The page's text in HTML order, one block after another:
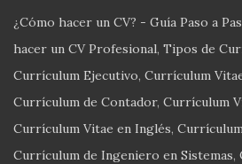
¿Cómo hacer un CV? - Guía Paso a
hacer un CV Profesional Tipos de
Currículum Ejecutivo Currículum
Currículum de Contador Currículum
Currículum Vitae en Inglés
Currículum de Ingeniero en Sistemas